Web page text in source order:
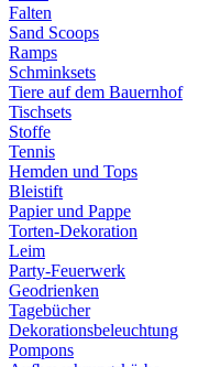
Falten
Sand Scoops
Ramps
Schminksets
Tiere auf dem Bauernhof
Tischsets
Stoffe
Tennis
Hemden und Tops
Bleistift
Papier und Pappe
Torten-Dekoration
Leim
Party-Feuerwerk
Geodrienken
Tagebücher
Dekorationsbeleuchtung
Pompons